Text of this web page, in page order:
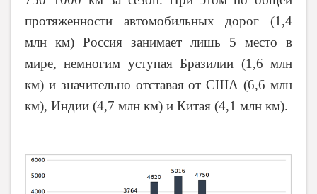
протяженности автомобильных дорог (1,4
млн км) Россия занимает лишь 5 место в
мире, немногим уступая Бразилии (1,6 млн
км) и значительно отставая от США (6,6 млн
км), Индии (4,7 млн км) и Китая (4,1 млн км).